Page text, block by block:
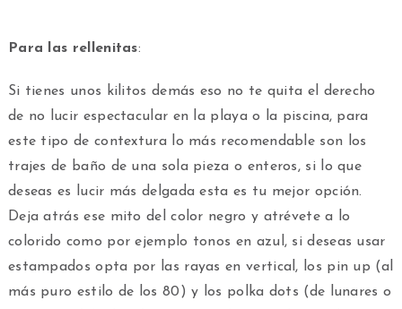
Para las rellenitas:
Si tienes unos kilitos demás eso no te quita el derecho
de no lucir espectacular en la playa o la piscina, para
este tipo de contextura lo más recomendable son los
trajes de baño de una sola pieza o enteros, si lo que
deseas es lucir más delgada esta es tu mejor opción.
Deja atrás ese mito del color negro y atrévete a lo
colorido como por ejemplo tonos en azul, si deseas usar
estampados opta por las rayas en vertical, los pin up (al
más puro estilo de los 80) y los polka dots (de lunares o